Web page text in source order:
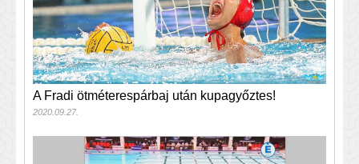
A Fradi ötméterespárbaj után kupagyőztes!
2020.09.27.